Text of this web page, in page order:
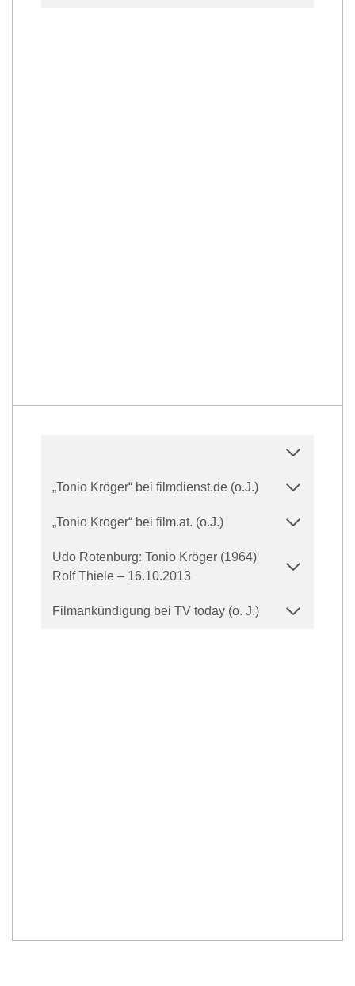
„Tonio Kröger“ bei filmdienst.de (o.J.)
„Tonio Kröger“ bei film.at. (o.J.)
Udo Rotenburg: Tonio Kröger (1964)
Rolf Thiele – 16.10.2013
Filmankündigung bei TV today (o. J.)